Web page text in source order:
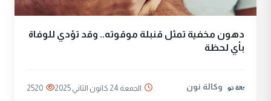
دهون مخفية تمثل قنبلة موقوته.. وقد تؤدي للوفاة
بأي لحظة
وكالة نون الجمعة 24 كانون الثاني 2025 2520